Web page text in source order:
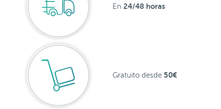
En 24/48 horas
Gratuito desde 50€